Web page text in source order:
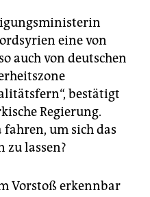
eine von
auch von deutschen
bestätigt
Regierung.
um sich das
zu lassen?
Vorstoß erkennbar